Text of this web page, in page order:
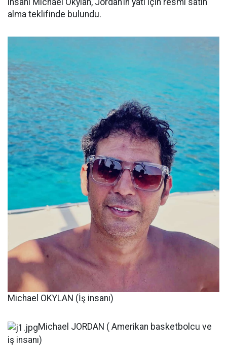
insanı Michael Okylan, Jordan’ın yatı için resmi satın
alma teklifinde bulundu.
Michael OKYLAN (İş insanı)
Michael JORDAN ( Amerikan basketbolcu ve
iş insanı)